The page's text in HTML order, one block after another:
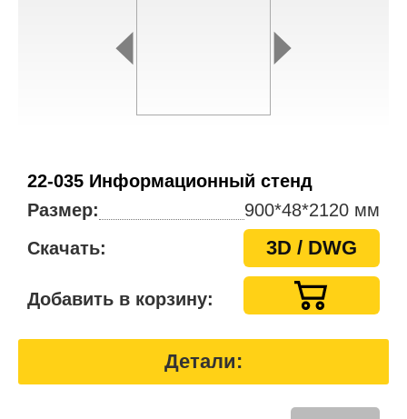
22-035 Информационный стенд
Размер:
900*48*2120 мм
Скачать:
3D / DWG
Добавить в корзину:
Детали: